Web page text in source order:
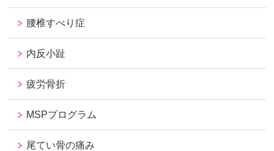
腰椎すべり症
内反小趾
疲労骨折
MSPプログラム
尾てい骨の痛み